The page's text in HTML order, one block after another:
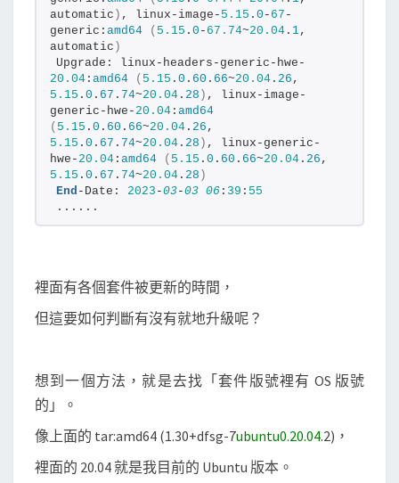
automatic ) , linux-image- 5.15 . 0 - 67 -
generic: amd64 ( 5.15 . 0 - 67.74~20.04 . 1,
automatic )
Upgrade: linux-headers-generic-hwe-
20.04 : amd64 ( 5.15 . 0 . 60 . 66~20.04 . 26
5.15 . 0 . 67 . 74~20.04 . 28 ) , linux-image-
generic-hwe- 20.04 : amd64
( 5.15 . 0 . 60 . 66~20.04 . 26
5.15 . 0 . 67 . 74~20.04 . 28 ) , linux-generic-
hwe- 20.04 : amd64 ( 5.15 . 0 . 60 . 66~20.04 . 26
5.15 . 0 . 67 . 74~20.04 . 28 )
End -Date: 2023 -03-03 06 : 39 : 55
......
裡面有各個套件被更新的時間，
但這要如何判斷有沒有就地升級呢？
想到一個方法，就是去找「套件版號裡有 OS 版號
的」。
像上面的 tar:amd64 (1.30+dfsg-7ubuntu0.20.04.2)，
裡面的 20.04 就是我目前的 Ubuntu 版本。